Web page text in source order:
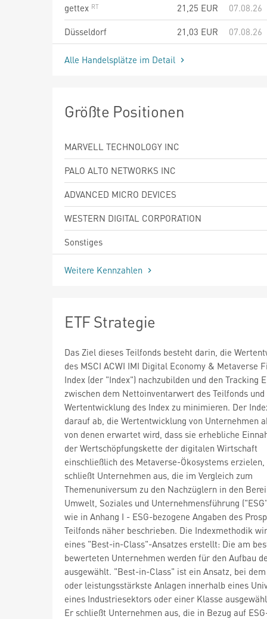
gettex
21,25 EUR
07.08.26
Düsseldorf
21,03 EUR 07.08.26
Alle Handelsplätze im Detail
Größte Positionen
MARVELL TECHNOLOGY INC
PALO ALTO NETWORKS INC
ADVANCED MICRO DEVICES
WESTERN DIGITAL CORPORATION
Sonstiges
Weitere Kennzahlen
ETF Strategie
Das Ziel dieses Teilfonds besteht darin, die
des MSCI ACWI IMI Digital Economy & Metaverse
Index (der "Index") nachzubilden und den Tracking
zwischen dem Nettoinventarwert des Teilfonds
Wertentwicklung des Index zu minimieren. Der
darauf ab, die Wertentwicklung von Unternehmen
von denen erwartet wird, dass sie erhebliche
der Wertschöpfungskette der digitalen Wirtschaft
einschließlich des Metaverse-Ökosystems erzielen,
schließt Unternehmen aus, die im Vergleich zum
Themenuniversum zu den Nachzüglern in den
Umwelt, Soziales und Unternehmensführung
wie in Anhang I - ESG-bezogene Angaben des
Teilfonds näher beschrieben. Die Indexmethodik
eines "Best-in-Class"-Ansatzes erstellt: Die am
bewerteten Unternehmen werden für den Aufbau
ausgewählt. "Best-in-Class" ist ein Ansatz, bei
oder leistungsstärkste Anlagen innerhalb eines
eines Industriesektors oder einer Klasse
Er schließt Unternehmen aus, die in Bezug auf